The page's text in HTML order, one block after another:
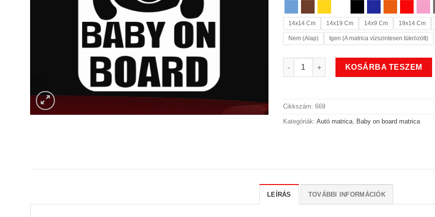
14x14 Cm 14x19 Cm 14x9 Cm 19x14 Cm
Nem (Alap) Igen (A matrica vízszintesen tükrözött)
Baby on board matrica 2 mennyiség
KOSÁRBA TESZEM
Cikkszám: 669
Kategóriák: Autó matrica, Baby on board matrica
LEÍRÁS TOVÁBBI INFORMÁCIÓK